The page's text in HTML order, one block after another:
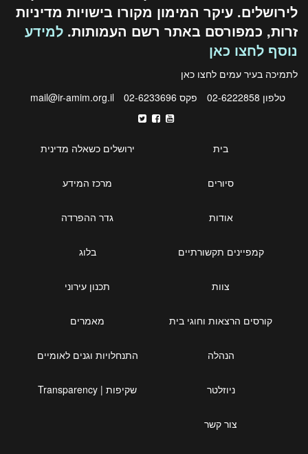
לירושלים. עיקר המימון מקורו בישויות מדיניות
זרות, כמפורסם באתר רשם העמותות. למידע
נוסף לחצו כאן
לתמיכה בעיר עמים לחצו כאן
טלפון 02-6222858
פקס 02-6233696 mail@ir-amim.org.il
בית ירושלים כשאלה מדינית
סיורים מרכז המידע
אודות גדר ההפרדה
קמפיינים תקשורתיים בלוג
צוות תכנון עירוני
קורסים הרצאות וחוגי בית מאמרים
הנהלה התנחלויות וגנים לאומיים
ניוזלטר שקיפות | Transparency
צור קשר